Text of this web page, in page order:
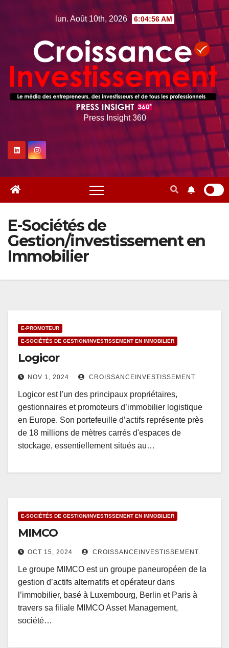
lun. Août 10th, 2026 6:04:57 AM
Press Insight 360
E-Sociétés de
Gestion/investissement en
Immobilier
E-PROMOTEUR
E-SOCIÉTÉS DE GESTION/INVESTISSEMENT EN IMMOBILIER
Logicor
NOV 1, 2024 CROISSANCEINVESTISSEMENT
Logicor est l'un des principaux propriétaires,
gestionnaires et promoteurs d’immobilier logistique
en Europe. Son portefeuille d’actifs représente près
de 18 millions de mètres carrés d'espaces de
stockage, essentiellement situés au…
E-SOCIÉTÉS DE GESTION/INVESTISSEMENT EN IMMOBILIER
MIMCO
OCT 15, 2024 CROISSANCEINVESTISSEMENT
Le groupe MIMCO est un groupe paneuropéen de la
gestion d’actifs alternatifs et opérateur dans
l’immobilier, basé à Luxembourg, Berlin et Paris à
travers sa filiale MIMCO Asset Management,
société…